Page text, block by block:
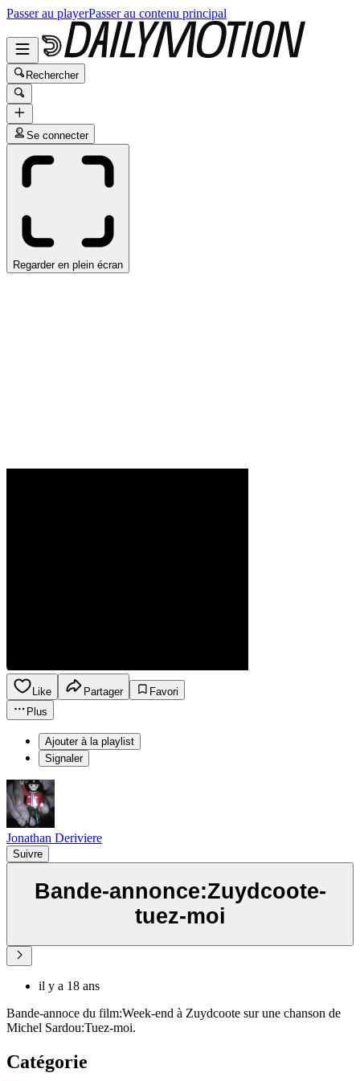
Passer au playerPasser au contenu principal
Rechercher
Se connecter
Regarder en plein écran
Like Partager
Favori
Plus
Ajouter à la playlist
Signaler
Jonathan Deriviere
Suivre
Bande-annonce:Zuydcoote-
tuez-moi
il y a 18 ans
Bande-annoce du film:Week-end à Zuydcoote sur une chanson de
Michel Sardou:Tuez-moi.
Catégorie